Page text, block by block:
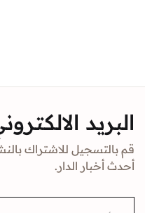
البريد
قم بالتسجيل للاشتراك
أحدث أخبار الدار.